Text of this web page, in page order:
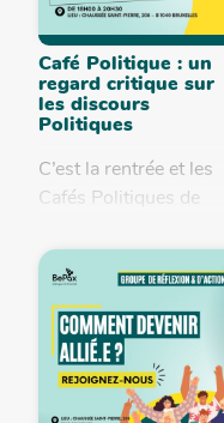
Café Politique : un
regard critique sur
les discours
Politiques
C’est la rentrée et les
Cafés Politiques de
Lors de chaque
rencontre les
participant.es sont
amené.e.s à
questionner la manière